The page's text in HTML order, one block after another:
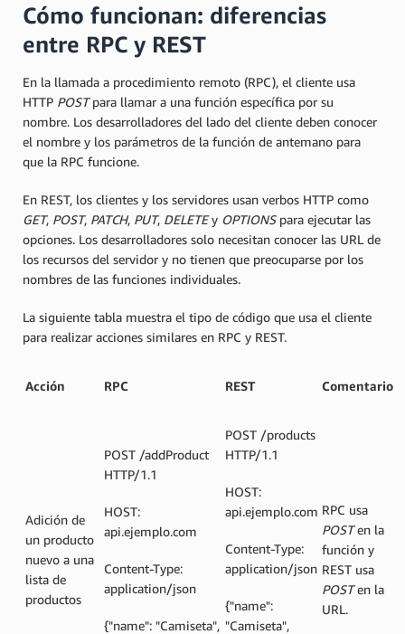
Cómo funcionan: diferencias
entre RPC y REST
En la llamada a procedimiento remoto (RPC), el cliente usa
HTTP POSTpara llamar a una función específica por su
nombre. Los desarrolladores del lado del cliente deben conocer
el nombre y los parámetros de la función de antemano para
que la RPC funcione.
En REST, los clientes y los servidores usan verbos HTTP como
GET, POST, PATCH, PUT, DELETEy OPTIONSpara ejecutar las
opciones. Los desarrolladores solo necesitan conocer las URL de
los recursos del servidor y no tienen que preocuparse por los
nombres de las funciones individuales.
La siguiente tabla muestra el tipo de código que usa el cliente
para realizar acciones similares en RPC y REST.
Acción RPC REST Comentario
Adición de
un producto
nuevo a una
lista de
productos
POST /addProduct
HTTP/1.1
HOST:
api.ejemplo.com
Content-Type:
application/json
{"name": "Camiseta",
POST /products
HTTP/1.1
HOST:
api.ejemplo.com
Content-Type:
application/json
{"name":
"Camiseta",
RPC usa
POSTen la
función y
REST usa
POSTen la
URL.